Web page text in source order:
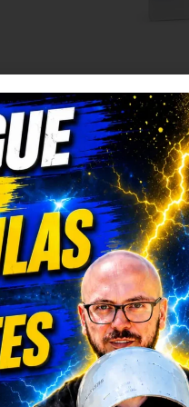
,MATRÍCULAS ACRÍLICAS ,
Matrícula Acrílica Estándar Franja Carengine (52x11cm)
€
MATRÍCULAS